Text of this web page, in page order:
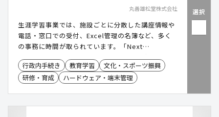
丸善雄松堂株式会社
生涯学習事業では、施設ごとに分散した講座情報や
電話・窓口での受付、Excel管理の名簿など、多く
の事務に時間が取られています。「Next
Academy(ネクストアカデミー)」は、講座情報の登
録から申込受付、出欠管理、決済、帳票作成までを
一つのシステムで完結でき、庁内の情報連携と業務
行政内手続き 教育学習
文化・スポーツ振興
研修・育成
ハードウェア・端末管理
選択